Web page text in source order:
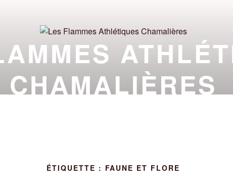
CHAMALIÈRES
À LA PRATIQUE ATHLÉTIQUE AU PIED DU
ÉTIQUETTE : FAUNE ET FLORE